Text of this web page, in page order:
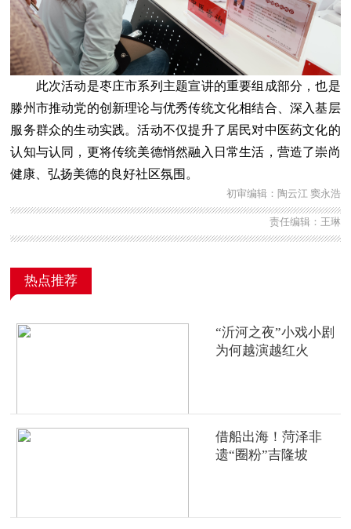
此次活动是枣庄市系列主题宣讲的重要组成部分，也是
滕州市推动党的创新理论与优秀传统文化相结合、深入基层
服务群众的生动实践。活动不仅提升了居民对中医药文化的
认知与认同，更将传统美德悄然融入日常生活，营造了崇尚
健康、弘扬美德的良好社区氛围。
初审编辑：陶云江 窦永浩
责任编辑：王琳
热点推荐
“沂河之夜”小戏小剧
为何越演越红火
借船出海！菏泽非
遗“圈粉”吉隆坡